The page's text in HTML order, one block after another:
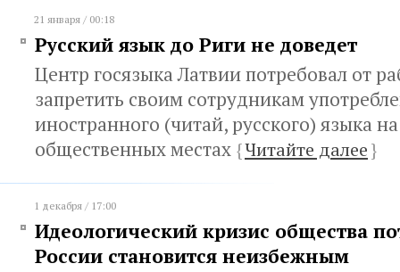
21 января / 00:18
Русский язык до Риги не доведет
Центр госязыка Латвии потребовал от
запретить своим сотрудникам
иностранного (читай, русского) языка
общественных местах {Читайте далее}
1 декабря / 17:00
Идеологический кризис общества
России становится неизбежным